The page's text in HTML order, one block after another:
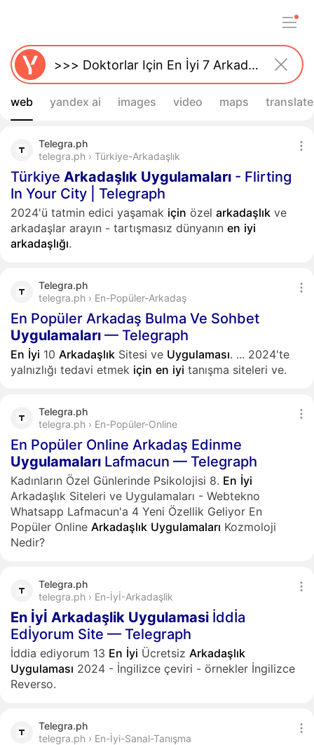
web yandex ai images video maps translate
Telegra.ph
telegra.ph › Türkiye-Arkadaşlık
Türkiye Arkadaşlık Uygulamaları - Flirting
In Your City | Telegraph
2024'ü tatmin edici yaşamak için özel arkadaşlık ve
arkadaşlar arayın - tartışmasız dünyanın en iyi
arkadaşlığı.
Telegra.ph
telegra.ph › En-Popüler-Arkadaş
En Popüler Arkadaş Bulma Ve Sohbet
Uygulamaları — Telegraph
En İyi 10 Arkadaşlık Sitesi ve Uygulaması. ... 2024'te
yalnızlığı tedavi etmek için en iyi tanışma siteleri ve.
Telegra.ph
telegra.ph › En-Popüler-Online
En Popüler Online Arkadaş Edinme
Uygulamaları Lafmacun — Telegraph
Kadınların Özel Günlerinde Psikolojisi 8. En İyi
Arkadaşlık Siteleri ve Uygulamaları - Webtekno
Whatsapp Lafmacun'a 4 Yeni Özellik Geliyor En
Popüler Online Arkadaşlık Uygulamaları Kozmoloji
Nedir?
Telegra.ph
telegra.ph › En-İyİ-Arkadaşlik
En İyİ Arkadaşlik Uygulamasi İddİa
Edİyorum Site — Telegraph
İddia ediyorum 13 En İyi Ücretsiz Arkadaşlık
Uygulaması 2024 - İngilizce çeviri - örnekler İngilizce
Reverso.
Telegra.ph
telegra.ph › En-İyi-Sanal-Tanışma